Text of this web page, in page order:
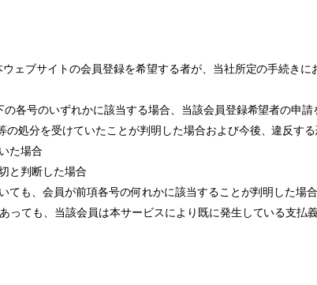
ェブサイトの会員登録を希望する者が、当社所定の手続き
各号のいずれかに該当する場合、当該会員登録希望者の申
の処分を受けていたことが判明した場合および今後、違反す
た場合
と判断した場合
ても、会員が前項各号の何れかに該当することが判明した場
っても、当該会員は本サービスにより既に発生している支払